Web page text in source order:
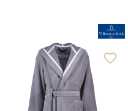
4.83 von 5 Sternen